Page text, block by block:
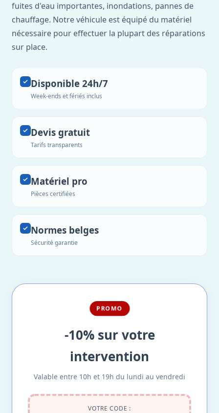
fuites d'eau importantes, inondations, pannes de
chauffage. Notre véhicule est équipé du matériel
nécessaire pour effectuer la plupart des réparations
sur place.
Disponible 24h/7
Week-ends et fériés inclus
Devis gratuit
Tarifs transparents
Matériel pro
Pièces certifiées
Normes belges
Sécurité garantie
PROMO
-10% sur votre
intervention
Valable entre 10h et 19h du lundi au vendredi
VOTRE CODE :